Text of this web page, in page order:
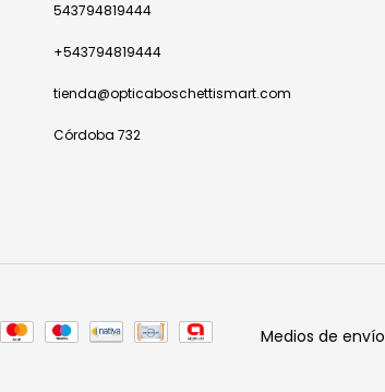
543794819444
+543794819444
tienda@opticaboschettismart.com
Córdoba 732
Medios de envío